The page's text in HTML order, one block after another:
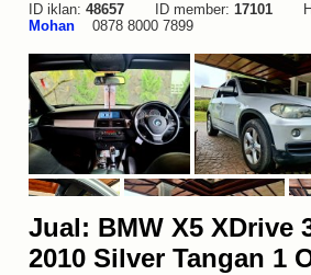
ID iklan: 48657 ID member: 17101
Mohan
0878 8000 7899
Jual: BMW X5 XDrive
2010 Silver Tangan 1